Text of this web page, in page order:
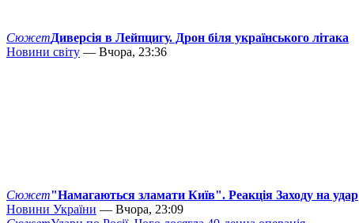
СюжетДиверсія в Лейпцигу. Дрон біля українського літака
Новини світу — Вчора, 23:36
Сюжет"Намагаються зламати Київ". Реакція Заходу на удар
Новини України — Вчора, 23:09